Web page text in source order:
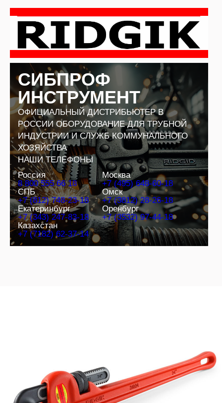
содержимому
СИБПРОФ
ИНСТРУМЕНТ
ОФИЦИАЛЬНЫЙ ДИСТРИБЬЮТЕР В
РОССИИ ОБОРУДОВАНИЕ ДЛЯ ТРУБНОЙ
ИНДУСТРИИ И СЛУЖБ КОММУНАЛЬНОГО
ХОЗЯЙСТВА
НАШИ ТЕЛЕФОНЫ
Россия
8 800 555 66 18
Москва
+7 (495) 648-60-18
СПБ
+7 (812) 748-23-18
Омск
+7 (3812) 28-26-18
Екатеринбург
+7 (343) 247-83-18
Оренбург
+7 (3532) 97-44-18
Казахстан
+7 (7182) 62-37-14